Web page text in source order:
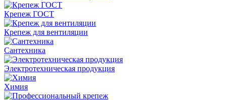
Крепеж ГОСТ
Крепеж для вентиляции
Сантехника
Электротехническая продукция
Химия